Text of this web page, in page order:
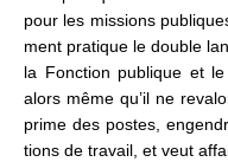
pour les mis­sions
ment pra­ti­que le double
la Fonction publi­que et
alors même qu’il ne
prime des postes,
tions de tra­vail, et veut